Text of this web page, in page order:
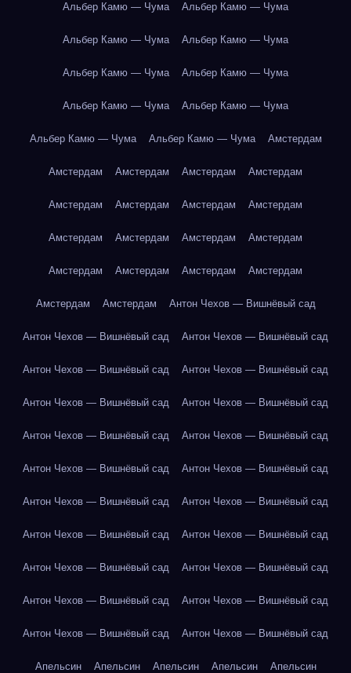
Альбер Камю — Чума Альбер Камю — Чума
Альбер Камю — Чума Альбер Камю — Чума
Альбер Камю — Чума Альбер Камю — Чума
Альбер Камю — Чума Альбер Камю — Чума
Альбер Камю — Чума Альбер Камю — Чума Амстердам
Амстердам Амстердам Амстердам Амстердам
Амстердам Амстердам Амстердам Амстердам
Амстердам Амстердам Амстердам Амстердам
Амстердам Амстердам Амстердам Амстердам
Амстердам Амстердам Антон Чехов — Вишнёвый сад
Антон Чехов — Вишнёвый сад Антон Чехов — Вишнёвый сад
Антон Чехов — Вишнёвый сад Антон Чехов — Вишнёвый сад
Антон Чехов — Вишнёвый сад Антон Чехов — Вишнёвый сад
Антон Чехов — Вишнёвый сад Антон Чехов — Вишнёвый сад
Антон Чехов — Вишнёвый сад Антон Чехов — Вишнёвый сад
Антон Чехов — Вишнёвый сад Антон Чехов — Вишнёвый сад
Антон Чехов — Вишнёвый сад Антон Чехов — Вишнёвый сад
Антон Чехов — Вишнёвый сад Антон Чехов — Вишнёвый сад
Антон Чехов — Вишнёвый сад Антон Чехов — Вишнёвый сад
Антон Чехов — Вишнёвый сад Антон Чехов — Вишнёвый сад
Апельсин Апельсин Апельсин Апельсин Апельсин